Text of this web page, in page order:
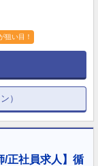
狙い目！
）
/正社員求人】循